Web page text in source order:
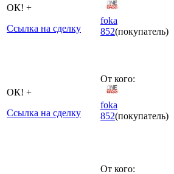
ОК! +
Ссылка на сделку
foka
852(покупатель)
ОК! +
Ссылка на сделку
От кого:
foka
852(покупатель)
От кого: